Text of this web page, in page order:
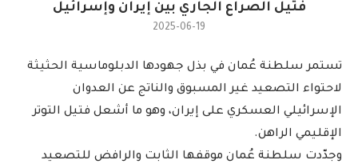
فتيل الصراع الجاري بين إيران وإسرائيل
2025-06-19
تستمر سلطنة عُمان في بذل جهودها الدبلوماسية الحثيثة
لاحتواء التصعيد غير المسبوق والناتج عن العدوان
الإسرائيلي العسكري على إيران، وهو ما أشعل فتيل التوتر
الإقليمي الراهن.
وجدّدت سلطنة عُمان موقفها الثابت والرافض للتصعيد